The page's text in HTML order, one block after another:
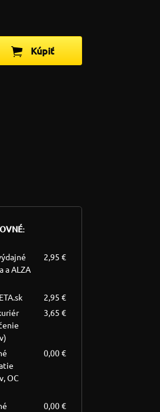
Kúpiť
a ALZA
2,95 €
2,95 €
3,65 €
OC
0,00 €
0,00 €